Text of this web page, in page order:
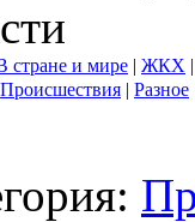
стране и мире | ЖКХ
Происшествия | Разное